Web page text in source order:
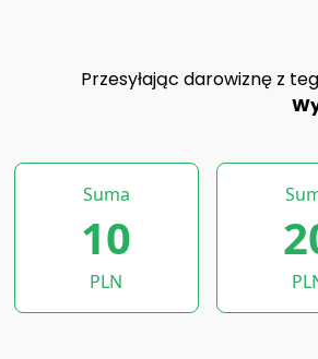
Przesyłając darowiznę z
Suma
10
PLN